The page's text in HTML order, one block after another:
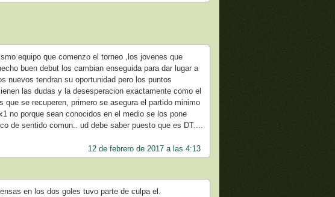
equipo que comenzo el torneo ,los jovenes que
buen debut los cambian enseguida para dar lugar a
nuevos tendran su oportunidad pero los puntos
las dudas y la desesperacion exactamente como el
se recuperen, primero se asegura el partido minimo
no porque sean conocidos en el medio se los pone
de sentido comun.. ud debe saber puesto que es DT....
12 de febrero de 2017 a las 4:13
en los dos goles tuvo parte de culpa el.